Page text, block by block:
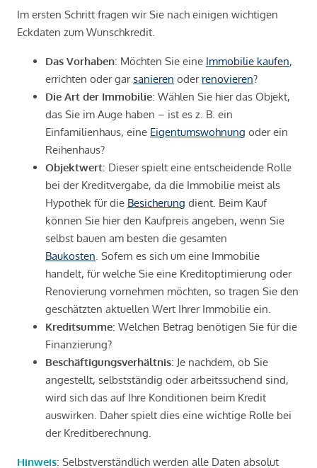
Im ersten Schritt fragen wir Sie nach einigen wichtigen
Eckdaten zum Wunschkredit.
Das Vorhaben: Möchten Sie eine Immobilie kaufen,
errichten oder garsanieren oder renovieren?
Die Art der Immobilie: Wählen Sie hier das Objekt,
das Sie im Auge haben – ist es z. B. ein
Einfamilienhaus, eine Eigentumswohnung oder ein
Reihenhaus?
Objektwert: Dieser spielt eine entscheidende Rolle
bei der Kreditvergabe, da die Immobilie meist als
Hypothek für die Besicherung dient. Beim Kauf
können Sie hier den Kaufpreis angeben, wenn Sie
selbst bauen am besten die gesamten
Baukosten . Sofern es sich um eine Immobilie
handelt, für welche Sie eine Kreditoptimierung oder
Renovierung vornehmen möchten, so tragen Sie den
geschätzten aktuellen Wert Ihrer Immobilie ein.
Kreditsumme: Welchen Betrag benötigen Sie für die
Finanzierung?
Beschäftigungsverhältnis: Je nachdem, ob Sie
angestellt, selbstständig oder arbeitssuchend sind,
wird sich das auf Ihre Konditionen beim Kredit
auswirken. Daher spielt dies eine wichtige Rolle bei
der Kreditberechnung.
Hinweis: Selbstverständlich werden alle Daten absolut